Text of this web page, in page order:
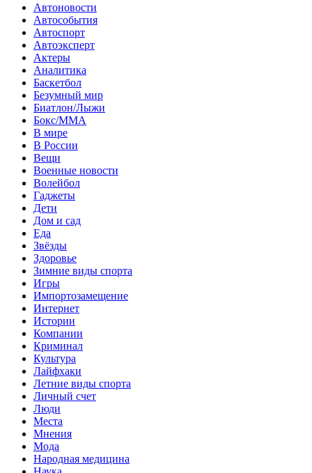
Автоновости
Автособытия
Автоспорт
Автоэксперт
Актеры
Аналитика
Баскетбол
Безумный мир
Биатлон/Лыжи
Бокс/MMA
В мире
В России
Вещи
Военные новости
Волейбол
Гаджеты
Дети
Дом и сад
Еда
Звёзды
Здоровье
Зимние виды спорта
Игры
Импортозамещение
Интернет
Истории
Компании
Криминал
Культура
Лайфхаки
Летние виды спорта
Личный счет
Люди
Места
Мнения
Мода
Народная медицина